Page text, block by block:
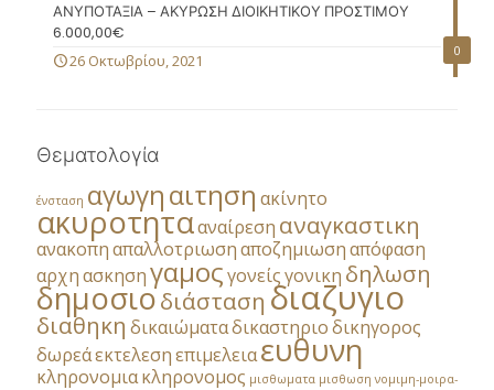
0
ΑΝΥΠΟΤΑΞΙΑ – ΑΚΥΡΩΣΗ ΔΙΟΙΚΗΤΙΚΟΥ ΠΡΟΣΤΙΜΟΥ
6.000,00€
26 Οκτωβρίου, 2021
Θεματολογία
ένσταση αγωγηαιτηση ακίνητο
ακυροτητααναίρεση αναγκαστικη
ανακοπηαπαλλοτριωσηαποζημιωσηαπόφαση
αρχηασκησηγαμοςγονείςγονικη δηλωση
δημοσιοδιάσταση διαζυγιο
διαθηκη δικαιώματαδικαστηριοδικηγορος
δωρεάεκτελεσηεπιμελειαευθυνη
κληρονομιακληρονομος μισθωματα μισθωση νομιμη-μοιρα-